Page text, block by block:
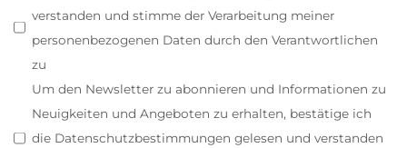
verstanden und stimme der Verarbeitung meiner
personenbezogenen Daten durch den Verantwortlichen
zu
Um den Newsletter zu abonnieren und Informationen zu
Neuigkeiten und Angeboten zu erhalten, bestätige ich
die Datenschutzbestimmungen gelesen und verstanden